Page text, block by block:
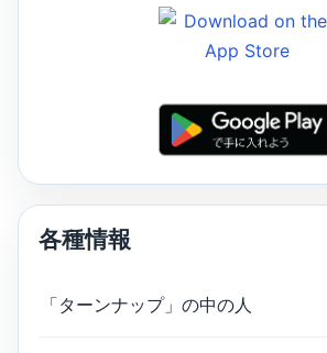
各種情報
「ターンナップ」の中の人